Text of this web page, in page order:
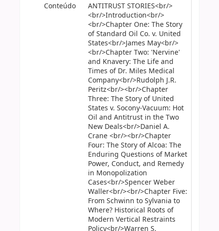
Conteúdo
ANTITRUST STORIES<br/>
<br/>Introduction<br/>
<br/>Chapter One: The Story
of Standard Oil Co. v. United
States<br/>James May<br/>
<br/>Chapter Two: 'Nervine'
and Knavery: The Life and
Times of Dr. Miles Medical
Company<br/>Rudolph J.R.
Peritz<br/><br/>Chapter
Three: The Story of United
States v. Socony-Vacuum: Hot
Oil and Antitrust in the Two
New Deals<br/>Daniel A.
Crane <br/><br/>Chapter
Four: The Story of Alcoa: The
Enduring Questions of Market
Power, Conduct, and Remedy
in Monopolization
Cases<br/>Spencer Weber
Waller<br/><br/>Chapter Five:
From Schwinn to Sylvania to
Where? Historical Roots of
Modern Vertical Restraints
Policy<br/>Warren S.